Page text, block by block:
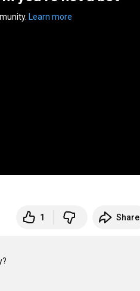
Learn more
1 Share